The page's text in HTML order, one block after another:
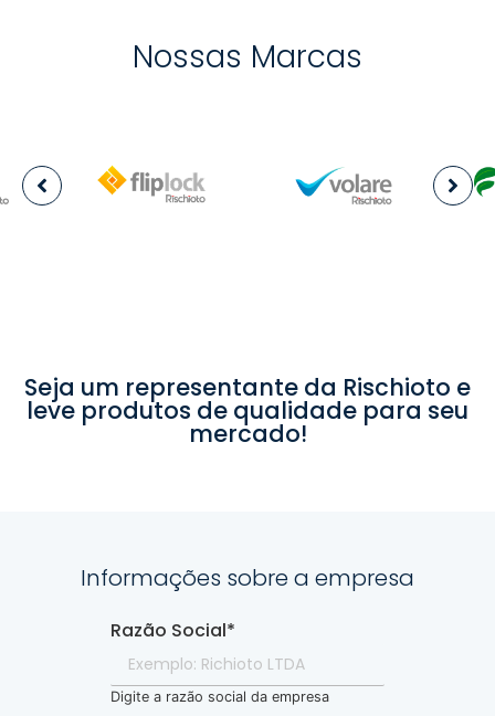
Nossas Marcas
Seja um representante da Rischioto e
leve produtos de qualidade para seu
mercado!
Informações sobre a empresa
Razão Social*
Digite a razão social da empresa